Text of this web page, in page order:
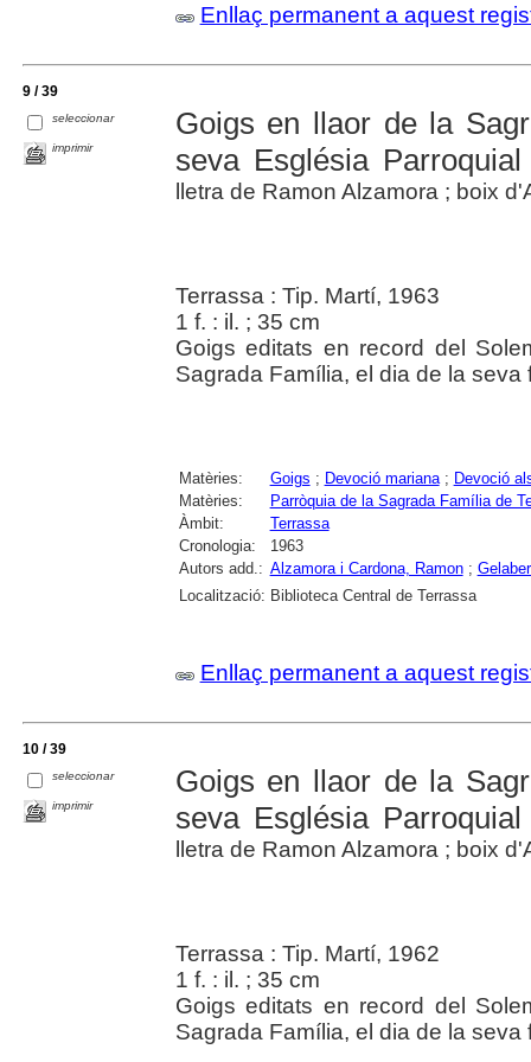
Enllaç permanent a aquest
9 / 39
seleccionar
imprimir
Goigs en llaor de la
seva Església
lletra de Ramon Alzamora ; boix
Terrassa : Tip. Martí, 1963
1 f. : il. ; 35 cm
Goigs editats en record del
Sagrada Família, el dia de la
Matèries: Goigs ; Devoció mariana; Devoció
Matèries:
Parròquia de la Sagrada Família de
Àmbit:
Terrassa
Cronologia:
1963
Autors add.: Alzamora i Cardona, Ramon;
Localització: Biblioteca Central de Terrassa
Enllaç permanent a aquest
10 / 39
seleccionar
imprimir
Goigs en llaor de la
seva Església
lletra de Ramon Alzamora ; boix
Terrassa : Tip. Martí, 1962
1 f. : il. ; 35 cm
Goigs editats en record del
Sagrada Família, el dia de la